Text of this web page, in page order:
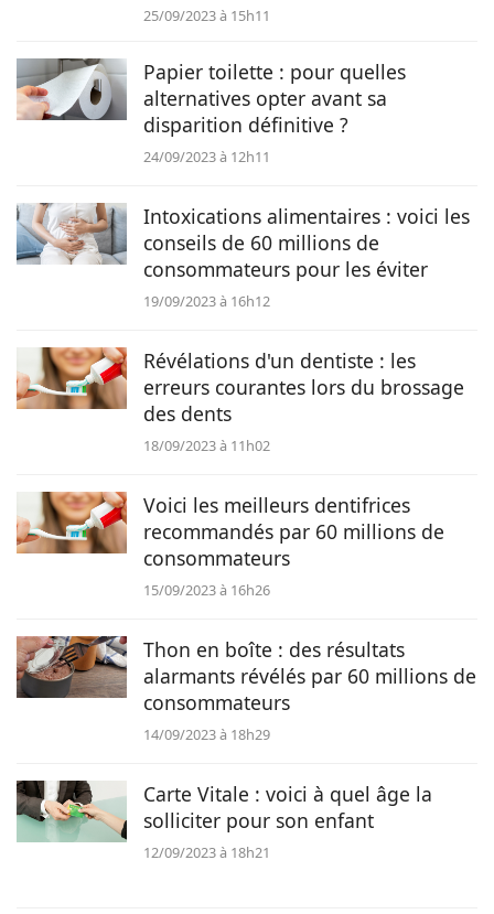
25/09/2023 à 15h11
Papier toilette : pour quelles
alternatives opter avant sa
disparition définitive ?
24/09/2023 à 12h11
Intoxications alimentaires : voici les
conseils de 60 millions de
consommateurs pour les éviter
19/09/2023 à 16h12
Révélations d'un dentiste : les
erreurs courantes lors du brossage
des dents
18/09/2023 à 11h02
Voici les meilleurs dentifrices
recommandés par 60 millions de
consommateurs
15/09/2023 à 16h26
Thon en boîte : des résultats
alarmants révélés par 60 millions de
consommateurs
14/09/2023 à 18h29
Carte Vitale : voici à quel âge la
solliciter pour son enfant
12/09/2023 à 18h21